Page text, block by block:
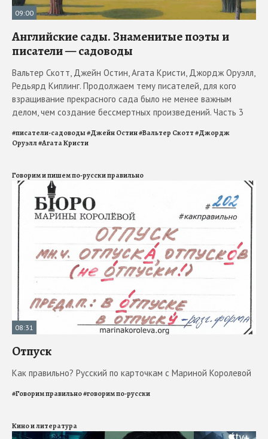
09:00
Английские сады. Знаменитые поэты и
писатели — садоводы
Вальтер Скотт, Джейн Остин, Агата Кристи, Джордж Оруэлл,
Редьярд Киплинг. Продолжаем тему писателей, для кого
взращивание прекрасного сада было не менее важным
делом, чем создание бессмертных произведений. Часть 3
#писатели-садоводы#Джейн Остин#Вальтер Скотт#Джордж
Оруэлл#Агата Кристи
Говорим и пишем по-русски правильно
08:31
Отпуск
Как правильно? Русский по карточкам с Мариной Королевой
#Говорим правильно#говорим по-русски
Кино и литература